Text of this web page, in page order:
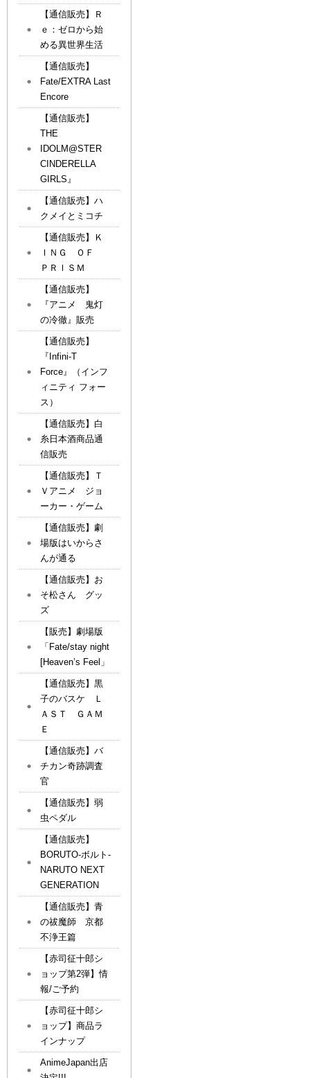
【通信販売】Ｒ
ｅ：ゼロから始
める異世界生活
【通信販売】
Fate/EXTRA Last
Encore
【通信販売】
THE
IDOLM@STER
CINDERELLA
GIRLS』
【通信販売】ハ
クメイとミコチ
【通信販売】Ｋ
ＩＮＧ ＯＦ
ＰＲＩＳＭ
【通信販売】
『アニメ 鬼灯
の冷徹』販売
【通信販売】
『Infini-T
Force』（インフ
ィニティ フォー
ス）
【通信販売】白
糸日本酒商品通
信販売
【通信販売】Ｔ
Ｖアニメ ジョ
ーカー・ゲーム
【通信販売】劇
場版はいからさ
んが通る
【通信販売】お
そ松さん グッ
ズ
【販売】劇場版
「Fate/stay night
[Heaven’s Feel」
【通信販売】黒
子のバスケ Ｌ
ＡＳＴ ＧＡＭ
Ｅ
【通信販売】バ
チカン奇跡調査
官
【通信販売】弱
虫ペダル
【通信販売】
BORUTO-ボルト-
NARUTO NEXT
GENERATION
【通信販売】青
の祓魔師 京都
不浄王篇
【赤司征十郎シ
ョップ第2弾】情
報/ご予約
【赤司征十郎シ
ョップ】商品ラ
インナップ
AnimeJapan出店